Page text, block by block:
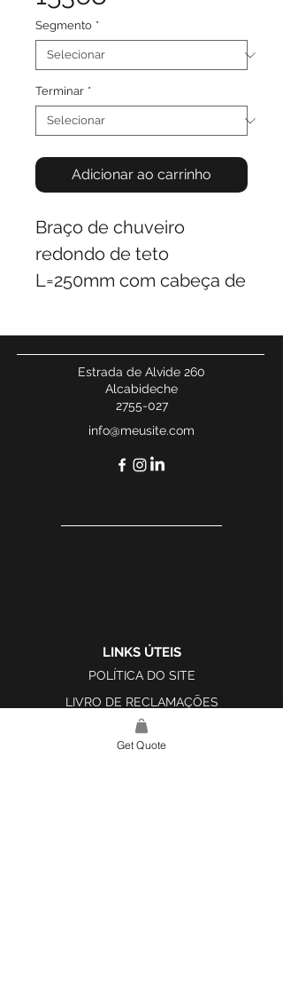
Segmento *
Terminar *
Adicionar ao carrinho
Braço de chuveiro
redondo de teto
L=250mm com cabeça de
ø250mm
Estrada de Alvide 260
Alcabideche
2755-027
info@meusite.com
LINKS ÚTEIS
POLÍTICA DO SITE
LIVRO DE RECLAMAÇÕES
Get Quote